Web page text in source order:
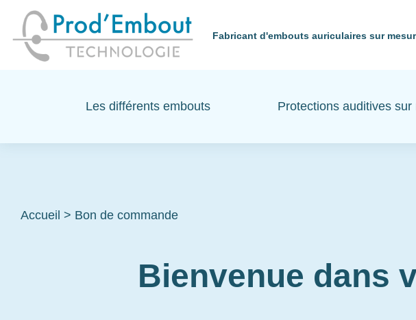
Fabricant d'embouts auriculaires sur
Les différents embouts Protections auditives sur
Accueil > Bon de commande
Bienvenue dans